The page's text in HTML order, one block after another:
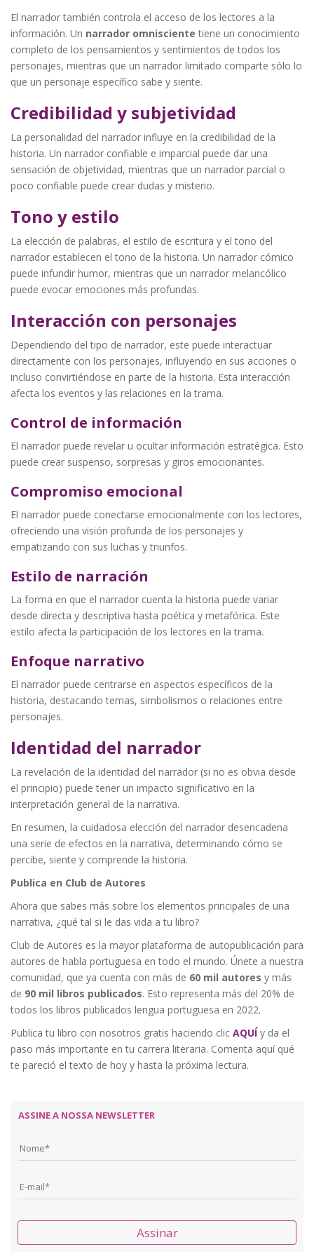
El narrador también controla el acceso de los lectores a la
información. Un narrador omnisciente tiene un conocimiento
completo de los pensamientos y sentimientos de todos los
personajes, mientras que un narrador limitado comparte sólo lo
que un personaje específico sabe y siente.
Credibilidad y subjetividad
La personalidad del narrador influye en la credibilidad de la
historia. Un narrador confiable e imparcial puede dar una
sensación de objetividad, mientras que un narrador parcial o
poco confiable puede crear dudas y misterio.
Tono y estilo
La elección de palabras, el estilo de escritura y el tono del
narrador establecen el tono de la historia. Un narrador cómico
puede infundir humor, mientras que un narrador melancólico
puede evocar emociones más profundas.
Interacción con personajes
Dependiendo del tipo de narrador, este puede interactuar
directamente con los personajes, influyendo en sus acciones o
incluso convirtiéndose en parte de la historia. Esta interacción
afecta los eventos y las relaciones en la trama.
Control de información
El narrador puede revelar u ocultar información estratégica. Esto
puede crear suspenso, sorpresas y giros emocionantes.
Compromiso emocional
El narrador puede conectarse emocionalmente con los lectores,
ofreciendo una visión profunda de los personajes y
empatizando con sus luchas y triunfos.
Estilo de narración
La forma en que el narrador cuenta la historia puede variar
desde directa y descriptiva hasta poética y metafórica. Este
estilo afecta la participación de los lectores en la trama.
Enfoque narrativo
El narrador puede centrarse en aspectos específicos de la
historia, destacando temas, simbolismos o relaciones entre
personajes.
Identidad del narrador
La revelación de la identidad del narrador (si no es obvia desde
el principio) puede tener un impacto significativo en la
interpretación general de la narrativa.
En resumen, la cuidadosa elección del narrador desencadena
una serie de efectos en la narrativa, determinando cómo se
percibe, siente y comprende la historia.
Publica en Club de Autores
Ahora que sabes más sobre los elementos principales de una
narrativa, ¿qué tal si le das vida a tu libro?
Club de Autores es la mayor plataforma de autopublicación para
autores de habla portuguesa en todo el mundo. Únete a nuestra
comunidad, que ya cuenta con más de 60 mil autores y más
de 90 mil libros publicados. Esto representa más del 20% de
todos los libros publicados lengua portuguesa en 2022.
Publica tu libro con nosotros gratis haciendo clic AQUÍ y da el
paso más importante en tu carrera literaria. Comenta aquí qué
te pareció el texto de hoy y hasta la próxima lectura.
ASSINE A NOSSA NEWSLETTER
Assinar